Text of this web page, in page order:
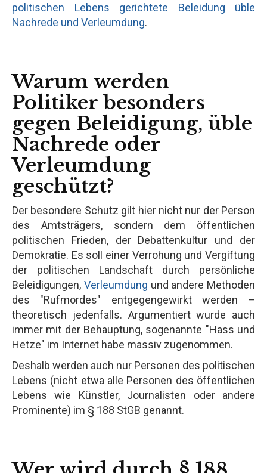
politischen Lebens gerichtete Beleidung üble
Nachrede und Verleumdung.
Warum werden
Politiker besonders
gegen Beleidigung, üble
Nachrede oder
Verleumdung
geschützt?
Der besondere Schutz gilt hier nicht nur der Person
des Amtsträgers, sondern dem öffentlichen
politischen Frieden, der Debattenkultur und der
Demokratie. Es soll einer Verrohung und Vergiftung
der politischen Landschaft durch persönliche
Beleidigungen, Verleumdung und andere Methoden
des "Rufmordes" entgegengewirkt werden –
theoretisch jedenfalls. Argumentiert wurde auch
immer mit der Behauptung, sogenannte "Hass und
Hetze" im Internet habe massiv zugenommen.
Deshalb werden auch nur Personen des politischen
Lebens (nicht etwa alle Personen des öffentlichen
Lebens wie Künstler, Journalisten oder andere
Prominente) im § 188 StGB genannt.